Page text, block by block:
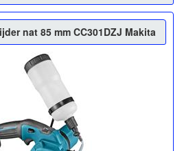
nat 85 mm CC301DZJ Makita